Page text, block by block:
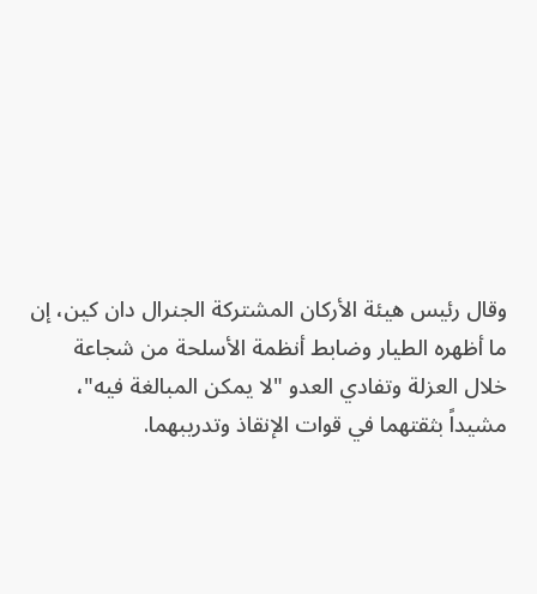
وقال رئيس هيئة الأركان المشتركة الجنرال دان كين، إن
ما أظهره الطيار وضابط أنظمة الأسلحة من شجاعة
خلال العزلة وتفادي العدو "لا يمكن المبالغة فيه"،
مشيداً بثقتهما في قوات الإنقاذ وتدريبهما.